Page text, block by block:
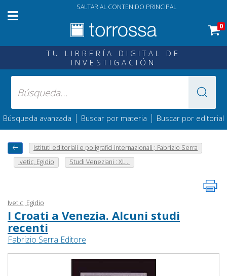
SALTAR AL CONTENIDO PRINCIPAL
0
TU LIBRERÍA DIGITAL DE
INVESTIGACIÓN
Búsqueda avanzada | Buscar por materia | Buscar por editorial
Istituti editoriali e poligrafici internazionali ; Fabrizio Serra
Ivetic, Egidio
Studi Veneziani : XL...
Ivetic, Egidio
I Croati a Venezia. Alcuni studi
recenti
Fabrizio Serra Editore